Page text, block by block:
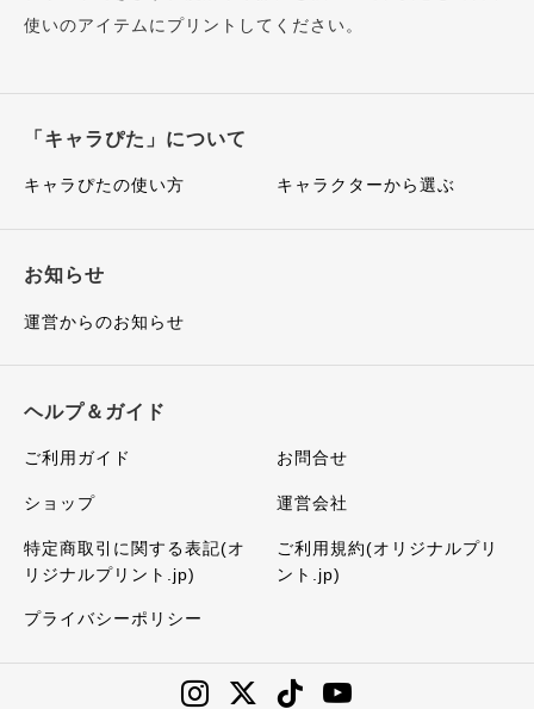
使いのアイテムにプリントしてください。
「キャラぴた」について
キャラぴたの使い方 キャラクターから選ぶ
お知らせ
運営からのお知らせ
ヘルプ＆ガイド
ご利用ガイド お問合せ
ショップ 運営会社
特定商取引に関する表記(オ
リジナルプリント.jp)
ご利用規約(オリジナルプリ
ント.jp)
プライバシーポリシー